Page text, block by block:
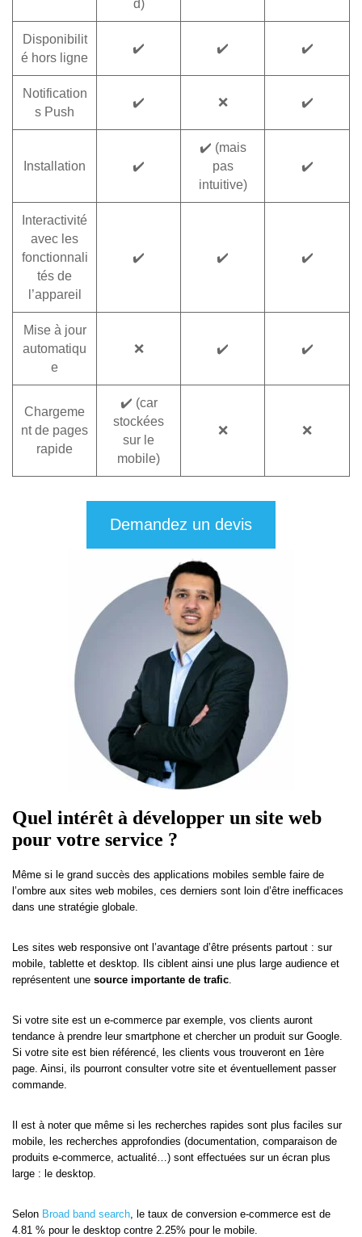
d)
Disponibilit
é hors ligne
✔️ ✔️ ✔️
Notification
s Push
✔️ ❌ ✔️
Installation ✔️
✔️ (mais
pas
intuitive)
✔️
Interactivité
avec les
fonctionnali
tés de
l’appareil
✔️ ✔️ ✔️
Mise à jour
automatiqu
e
❌ ✔️ ✔️
Chargeme
nt de pages
rapide
✔️ (car
stockées
sur le
mobile)
❌ ❌
Demandez un devis
Quel intérêt à développer un site web
pour votre service ?
Même si le grand succès des applications mobiles semble faire de
l’ombre aux sites web mobiles, ces derniers sont loin d’être inefficaces
dans une stratégie globale.
Les sites web responsive ont l’avantage d’être présents partout : sur
mobile, tablette et desktop. Ils ciblent ainsi une plus large audience et
représentent une source importante de trafic
Si votre site est un e-commerce par exemple, vos clients auront
tendance à prendre leur smartphone et chercher un produit sur Google.
Si votre site est bien référencé, les clients vous trouveront en 1ère
page. Ainsi, ils pourront consulter votre site et éventuellement passer
commande.
Il est à noter que même si les recherches rapides sont plus faciles sur
mobile, les recherches approfondies (documentation, comparaison de
produits e-commerce, actualité…) sont effectuées sur un écran plus
large : le desktop.
Selon Broad band search , le taux de conversion e-commerce est de
4.81 % pour le desktop contre 2.25% pour le mobile.